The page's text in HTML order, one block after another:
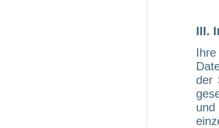
III.
der